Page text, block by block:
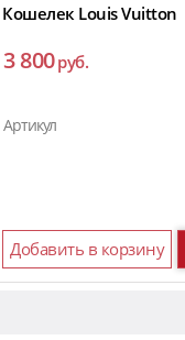
Кошелек Louis Vuitton
3 800руб.
Артикул
Добавить в корзину